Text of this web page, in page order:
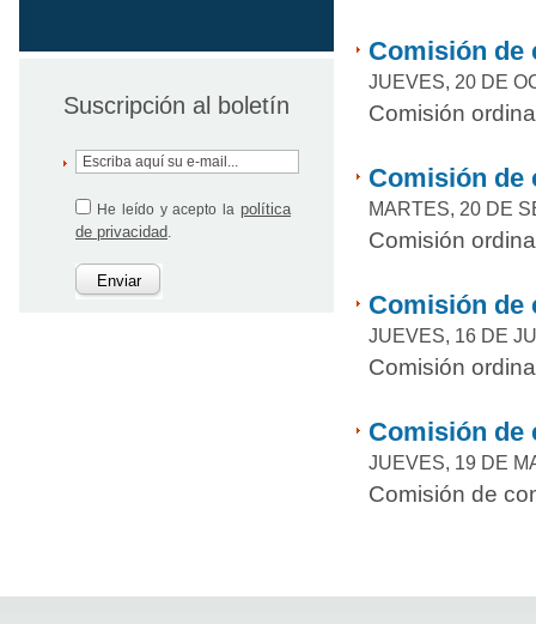
Suscripción al boletín
He leído y acepto la política
de privacidad.
Enviar
Comisión de
JUEVES, 20 DE
Comisión
Comisión de
MARTES, 20 DE
Comisión
Comisión de
JUEVES, 16 DE
Comisión
Comisión de
JUEVES, 19 DE
Comisión de